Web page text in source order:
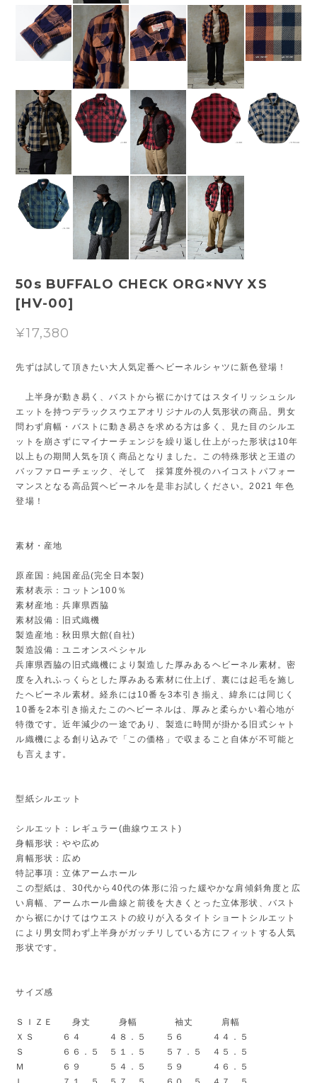
50s BUFFALO CHECK ORG×NVY XS
[HV-00]
¥17,380
先ずは試して頂きたい大人気定番ヘビーネルシャツに新色登場！
上半身が動き易く、バストから裾にかけてはスタイリッシュシル
エットを持つデラックスウエアオリジナルの人気形状の商品。男女
問わず肩幅・バストに動き易さを求める方は多く、見た目のシルエ
ットを崩さずにマイナーチェンジを繰り返し仕上がった形状は10年
以上もの期間人気を頂く商品となりました。この特殊形状と王道の
バッファローチェック、そして 採算度外視のハイコストパフォー
マンスとなる高品質ヘビーネルを是非お試しください。2021 年色
登場！
素材・産地
原産国：純国産品(完全日本製)
素材表示：コットン100％
素材産地：兵庫県西脇
素材設備：旧式織機
製造産地：秋田県大館(自社)
製造設備：ユニオンスペシャル
兵庫県西脇の旧式織機により製造した厚みあるヘビーネル素材。密
度を入れふっくらとした厚みある素材に仕上げ、裏には起毛を施し
たヘビーネル素材。経糸には10番を3本引き揃え、緯糸には同じく
10番を2本引き揃えたこのヘビーネルは、厚みと柔らかい着心地が
特徴です。近年減少の一途であり、製造に時間が掛かる旧式シャト
ル織機による創り込みで「この価格」で収まること自体が不可能と
も言えます。
型紙シルエット
シルエット：レギュラー(曲線ウエスト)
身幅形状：やや広め
肩幅形状：広め
特記事項：立体アームホール
この型紙は、30代から40代の体形に沿った緩やかな肩傾斜角度と広
い肩幅、アームホール曲線と前後を大きくとった立体形状、バスト
から裾にかけてはウエストの絞りが入るタイトショートシルエット
により男女問わず上半身がガッチリしている方にフィットする人気
形状です。
サイズ感
ＳＩＺＥ 身丈 身幅 袖丈 肩幅
ＸＳ ６４ ４８．５ ５６ ４４．５
Ｓ ６６．５ ５１．５ ５７．５ ４５．５
Ｍ ６９ ５４．５ ５９ ４６．５